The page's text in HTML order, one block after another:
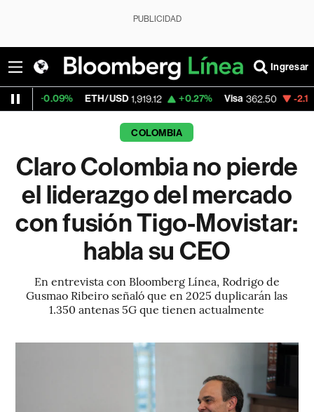
PUBLICIDAD
Ingresar
ETH/USD 1,919.12 +0.27% Visa 362.50 -2.15%
COLOMBIA
Claro Colombia no pierde
el liderazgo del mercado
con fusión Tigo-Movistar:
habla su CEO
En entrevista con Bloomberg Línea, Rodrigo de
Gusmao Ribeiro señaló que en 2025 duplicarán las
1.350 antenas 5G que tienen actualmente